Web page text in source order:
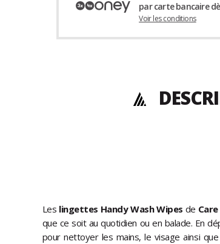
par carte bancaire
Voir les conditions
Les lingettes Handy Wash Wipes de Care
que ce soit au quotidien ou en balade. En
pour nettoyer les mains, le visage ainsi